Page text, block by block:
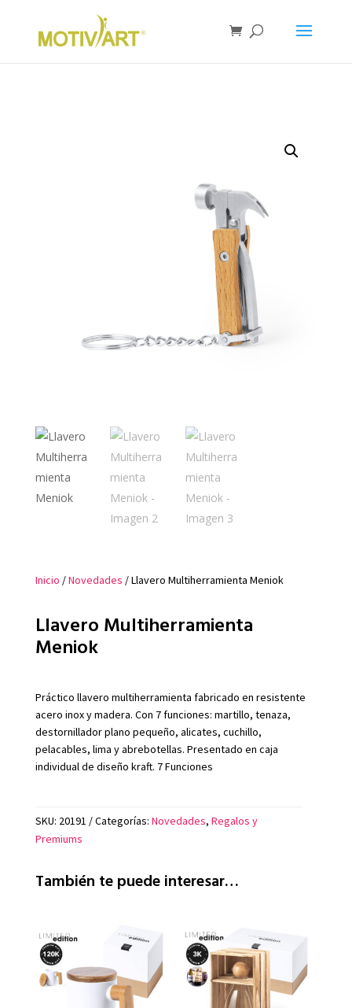
Inicio /Novedades / Llavero Multiherramienta Meniok
Llavero Multiherramienta
Meniok
Práctico llavero multiherramienta fabricado en resistente
acero inox y madera. Con 7 funciones: martillo, tenaza,
destornillador plano pequeño, alicates, cuchillo,
pelacables, lima y abrebotellas. Presentado en caja
individual de diseño kraft. 7 Funciones
SKU: 20191 Categorías: Novedades, Regalos y
Premiums
También te puede interesar…